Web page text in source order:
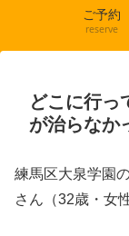
ご予約
reserve
どこに行っ
が治らなか
練馬区大泉学園
さん（32歳・女